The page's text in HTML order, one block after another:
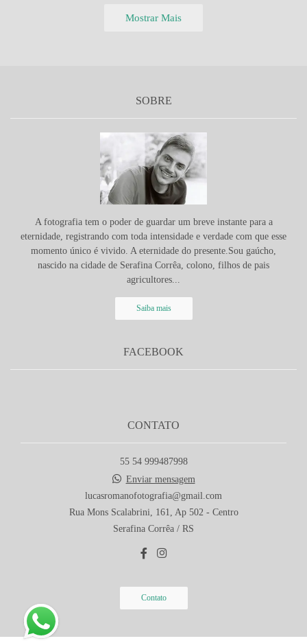
Mostrar Mais
SOBRE
A fotografia tem o poder de guardar um breve instante para a
eternidade, registrando com toda intensidade e verdade com que esse
momento único é vivido. A eternidade do presente.Sou gaúcho,
nascido na cidade de Serafina Corrêa, colono, filhos de pais
agricultores...
Saiba mais
FACEBOOK
CONTATO
55 54 999487998
Enviar mensagem
lucasromanofotografia@gmail.com
Rua Mons Scalabrini, 161, Ap 502 - Centro
Serafina Corrêa / RS
Contato